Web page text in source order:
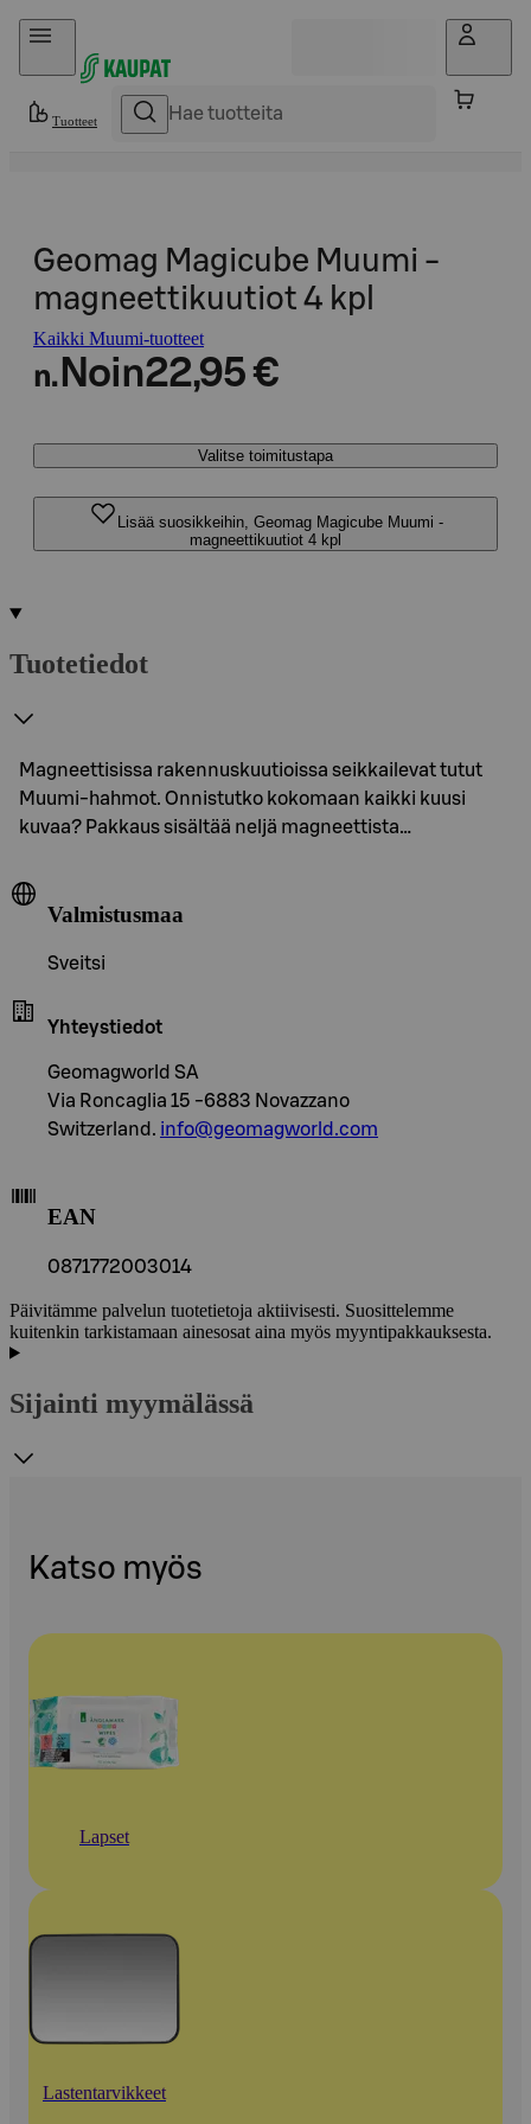
Hyppää sisältöön
Tuotteet
Geomag Magicube Muumi -
magneettikuutiot 4 kpl
Kaikki Muumi-tuotteet
n. Noin22,95 €
Valitse toimitustapa
Lisää suosikkeihin, Geomag Magicube Muumi -
magneettikuutiot 4 kpl
Tuotetiedot
Magneettisissa rakennuskuutioissa seikkailevat tutut
Muumi-hahmot. Onnistutko kokomaan kaikki kuusi
kuvaa? Pakkaus sisältää neljä magneettista…
Valmistusmaa
Sveitsi
Yhteystiedot
Geomagworld SA
Via Roncaglia 15 -6883 Novazzano
Switzerland. info@geomagworld.com
EAN
0871772003014
Päivitämme palvelun tuotetietoja aktiivisesti. Suosittelemme
kuitenkin tarkistamaan ainesosat aina myös myyntipakkauksesta.
Sijainti myymälässä
Katso myös
Lapset
Lastentarvikkeet